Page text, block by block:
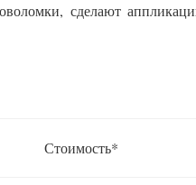
сделают
Стоимость*